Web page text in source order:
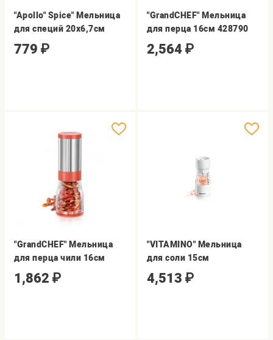
"Apollo" Spice" Мельница
для специй 20х6,7см
779 ₽
"GrandCHEF" Мельница
для перца 16см 428790
2,564 ₽
"GrandCHEF" Мельница
для перца чили 16см
1,862 ₽
"VITAMINO" Мельница
для соли 15см
4,513 ₽